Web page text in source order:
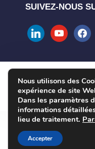
SUIVEZ-NOUS
linkedinyoutube
COPYRIGHT © 2004 -
CO., LTD.
Nous utilisons des
expérience de site
Dans les paramètres
informations
lieu de traitement.
Accepter